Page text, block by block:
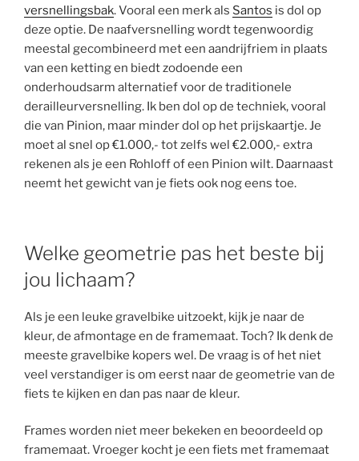
versnellingsbak. Vooral een merk als Santos is dol op
deze optie. De naafversnelling wordt tegenwoordig
meestal gecombineerd met een aandrijfriem in plaats
van een ketting en biedt zodoende een
onderhoudsarm alternatief voor de traditionele
derailleurversnelling. Ik ben dol op de techniek, vooral
die van Pinion, maar minder dol op het prijskaartje. Je
moet al snel op €1.000,- tot zelfs wel €2.000,- extra
rekenen als je een Rohloff of een Pinion wilt. Daarnaast
neemt het gewicht van je fiets ook nog eens toe.
Welke geometrie pas het beste bij
jou lichaam?
Als je een leuke gravelbike uitzoekt, kijk je naar de
kleur, de afmontage en de framemaat. Toch? Ik denk de
meeste gravelbike kopers wel. De vraag is of het niet
veel verstandiger is om eerst naar de geometrie van de
fiets te kijken en dan pas naar de kleur.
Frames worden niet meer bekeken en beoordeeld op
framemaat. Vroeger kocht je een fiets met framemaat